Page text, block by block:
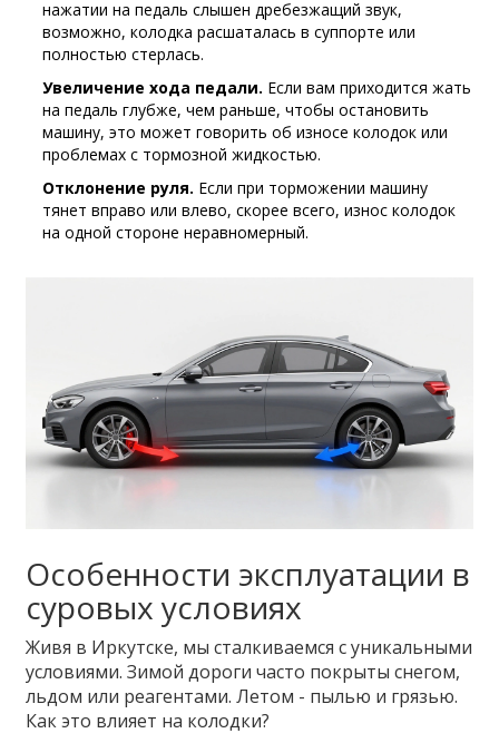
нажатии на педаль слышен дребезжащий звук,
возможно, колодка расшаталась в суппорте или
полностью стерлась.
Увеличение хода педали. Если вам приходится жать
на педаль глубже, чем раньше, чтобы остановить
машину, это может говорить об износе колодок или
проблемах с тормозной жидкостью.
Отклонение руля. Если при торможении машину
тянет вправо или влево, скорее всего, износ колодок
на одной стороне неравномерный.
Особенности эксплуатации в
суровых условиях
Живя в Иркутске, мы сталкиваемся с уникальными
условиями. Зимой дороги часто покрыты снегом,
льдом или реагентами. Летом - пылью и грязью.
Как это влияет на колодки?